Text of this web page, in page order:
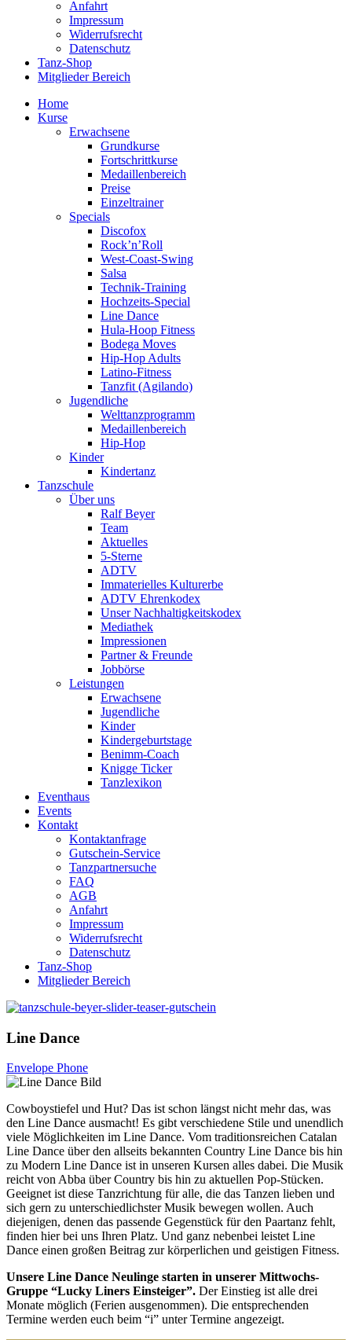
Anfahrt
Impressum
Widerrufsrecht
Datenschutz
Tanz-Shop
Mitglieder Bereich
Home
Kurse
Erwachsene
Grundkurse
Fortschrittkurse
Medaillenbereich
Preise
Einzeltrainer
Specials
Discofox
Rock’n’Roll
West-Coast-Swing
Salsa
Technik-Training
Hochzeits-Special
Line Dance
Hula-Hoop Fitness
Bodega Moves
Hip-Hop Adults
Latino-Fitness
Tanzfit (Agilando)
Jugendliche
Welttanzprogramm
Medaillenbereich
Hip-Hop
Kinder
Kindertanz
Tanzschule
Über uns
Ralf Beyer
Team
Aktuelles
5-Sterne
ADTV
Immaterielles Kulturerbe
ADTV Ehrenkodex
Unser Nachhaltigkeitskodex
Mediathek
Impressionen
Partner & Freunde
Jobbörse
Leistungen
Erwachsene
Jugendliche
Kinder
Kindergeburtstage
Benimm-Coach
Knigge Ticker
Tanzlexikon
Eventhaus
Events
Kontakt
Kontaktanfrage
Gutschein-Service
Tanzpartnersuche
FAQ
AGB
Anfahrt
Impressum
Widerrufsrecht
Datenschutz
Tanz-Shop
Mitglieder Bereich
Line Dance
Envelope Phone
Cowboystiefel und Hut? Das ist schon längst nicht mehr das, was
den Line Dance ausmacht! Es gibt verschiedene Stile und unendlich
viele Möglichkeiten im Line Dance. Vom traditionsreichen Catalan
Line Dance über den allseits bekannten Country Line Dance bis hin
zu Modern Line Dance ist in unseren Kursen alles dabei. Die Musik
reicht von Abba über Country bis hin zu aktuellen Pop-Stücken.
Geeignet ist diese Tanzrichtung für alle, die das Tanzen lieben und
sich gern zu unterschiedlichster Musik bewegen wollen. Auch
diejenigen, denen das passende Gegenstück für den Paartanz fehlt,
finden hier bei uns Ihren Platz. Und ganz nebenbei leistet Line
Dance einen großen Beitrag zur körperlichen und geistigen Fitness.
Unsere Line Dance Neulinge starten in unserer Mittwochs-
Gruppe “Lucky Liners Einsteiger”. Der Einstieg ist alle drei
Monate möglich (Ferien ausgenommen). Die entsprechenden
Termine werden euch beim “i” unter Termine angezeigt.